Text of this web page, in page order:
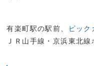
有楽町駅の駅前、 ビック
ＪＲ山手線・京浜東北